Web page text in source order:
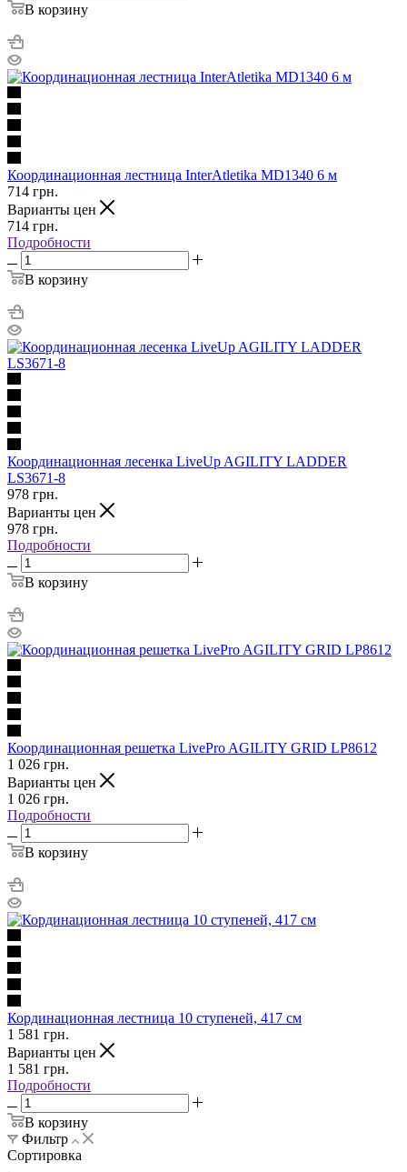
В корзину
Координационная лестница InterAtletika MD1340 6 м
714 грн.
Варианты цен
714 грн.
Подробности
В корзину
Координационная лесенка LiveUp AGILITY LADDER
LS3671-8
978 грн.
Варианты цен
978 грн.
Подробности
В корзину
Координационная решетка LivePro AGILITY GRID LP8612
1 026 грн.
Варианты цен
1 026 грн.
Подробности
В корзину
Кординационная лестница 10 ступеней, 417 см
1 581 грн.
Варианты цен
1 581 грн.
Подробности
В корзину
Фильтр
Сортировка